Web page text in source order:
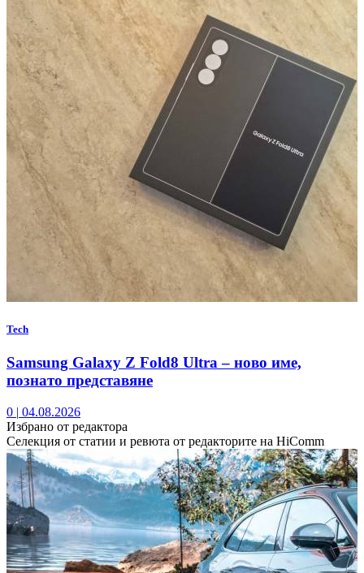
Tech
Samsung Galaxy Z Fold8 Ultra – ново име,
познато представяне
0 | 04.08.2026
Избрано от редактора
Селекция от статии и ревюта от редакторите на HiComm